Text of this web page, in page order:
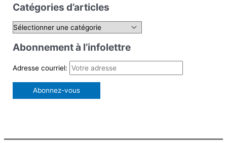
h
e
c
h
Catégories d’articles
C
é
g
Abonnement à l’infolettre
Adresse courriel: